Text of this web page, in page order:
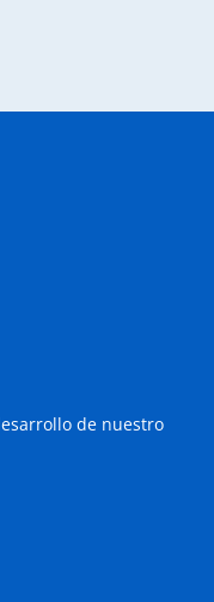
de nuestro